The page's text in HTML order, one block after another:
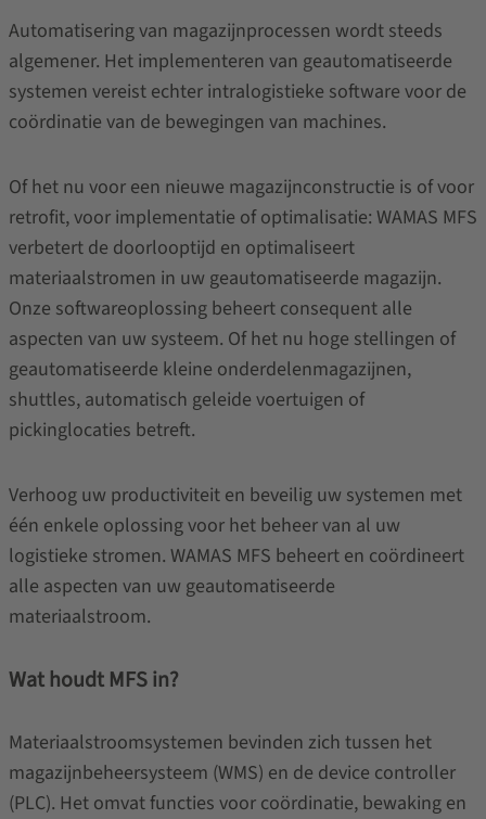
Automatisering van magazijnprocessen wordt steeds
algemener. Het implementeren van geautomatiseerde
systemen vereist echter intralogistieke software voor de
coördinatie van de bewegingen van machines.
Of het nu voor een nieuwe magazijnconstructie is of voor
retrofit, voor implementatie of optimalisatie: WAMAS MFS
verbetert de doorlooptijd en optimaliseert
materiaalstromen in uw geautomatiseerde magazijn.
Onze softwareoplossing beheert consequent alle
aspecten van uw systeem. Of het nu hoge stellingen of
geautomatiseerde kleine onderdelenmagazijnen,
shuttles, automatisch geleide voertuigen of
pickinglocaties betreft.
Verhoog uw productiviteit en beveilig uw systemen met
één enkele oplossing voor het beheer van al uw
logistieke stromen. WAMAS MFS beheert en coördineert
alle aspecten van uw geautomatiseerde
materiaalstroom.
Wat houdt MFS in?
Materiaalstroomsystemen bevinden zich tussen het
magazijnbeheersysteem (WMS) en de device controller
(PLC). Het omvat functies voor coördinatie, bewaking en